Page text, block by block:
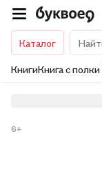
Каталог
КнигиКнига с полки
6+